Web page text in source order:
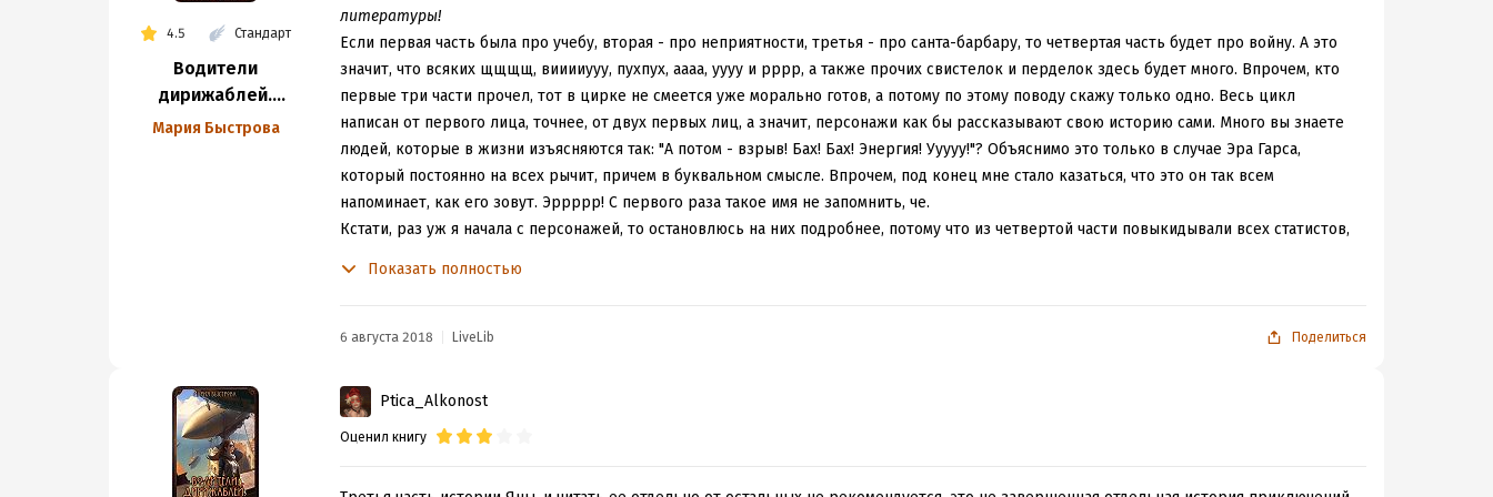
4.5 Стандарт
Водители
дирижаблей.
Мастер полета
Мария Быстрова
литературы!
Если первая часть была про учебу, вторая - про неприятности, третья - про санта-барбару, то четвертая часть будет про войну. А это
значит, что всяких щщщщ, вииииууу, пухпух, аааа, уууу и рррр, а также прочих свистелок и перделок здесь будет много. Впрочем, кто
первые три части прочел, тот в цирке не смеется уже морально готов, а потому по этому поводу скажу только одно. Весь цикл
написан от первого лица, точнее, от двух первых лиц, а значит, персонажи как бы рассказывают свою историю сами. Много вы знаете
людей, которые в жизни изъясняются так: "А потом - взрыв! Бах! Бах! Энергия! Ууууу!"? Объяснимо это только в случае Эра Гарса,
который постоянно на всех рычит, причем в буквальном смысле. Впрочем, под конец мне стало казаться, что это он так всем
напоминает, как его зовут. Эррррр! С первого раза такое имя не запомнить, че.
Кстати, раз уж я начала с персонажей, то остановлюсь на них подробнее, потому что из четвертой части повыкидывали всех статистов,
уверен в собственной непогрешимости - это, конечно, прекрасно. Коллега - идиот, любимая девушка - дура, нелюбимая девушка -
героини, что у второго героя (хоть и выглядят они очень реалистично: "дорогая, я тебя так люблю, пылинки буду сдувать, а потому
запру в подвале и сиди не вякай!"), посмотрим на происходящее со стороны логики. Человек занимает ответственный пост, являясь
при этом сыном императора. Своих коллег он не в грош не ставит и хамит им, пользуясь тем, что брат-правитель от всего отмажет. В
Показать полностью
6 августа 2018 LiveLib Поделиться
Ptica_Alkonost
Оценил книгу